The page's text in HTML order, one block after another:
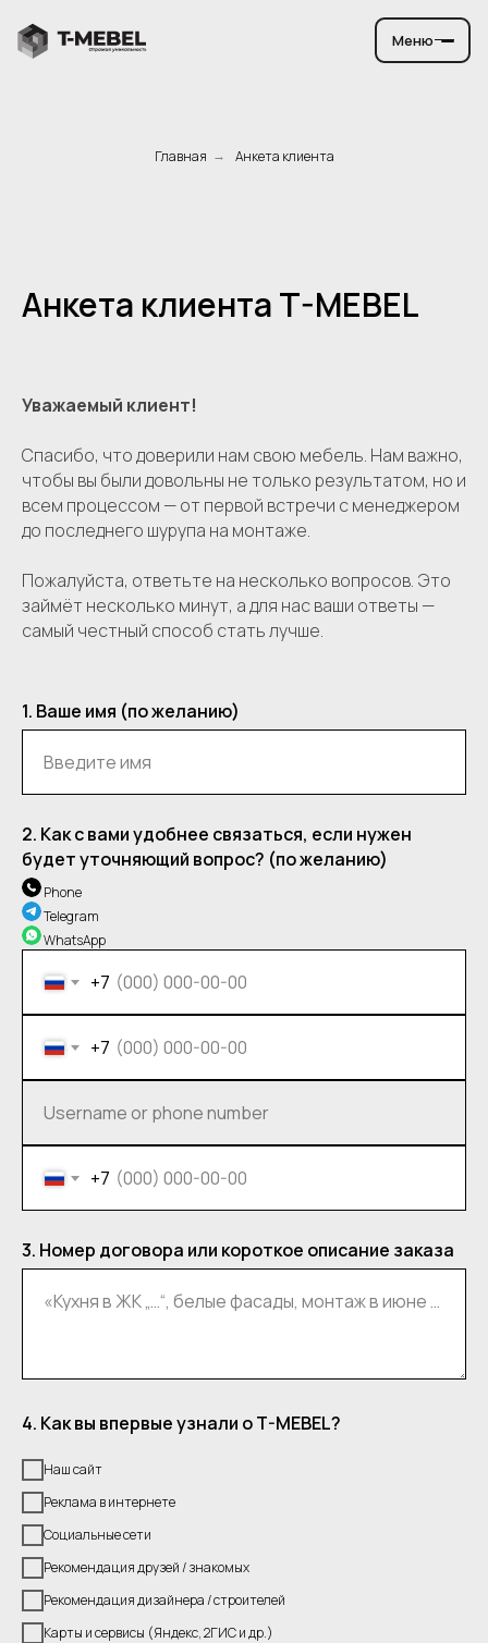
Меню
Главная → Анкета клиента
Анкета клиента T-MEBEL
Уважаемый клиент!
Спасибо, что доверили нам свою мебель. Нам важно,
чтобы вы были довольны не только результатом, но и
всем процессом — от первой встречи с менеджером
до последнего шурупа на монтаже.
Пожалуйста, ответьте на несколько вопросов. Это
займёт несколько минут, а для нас ваши ответы —
самый честный способ стать лучше.
1. Ваше имя (по желанию)
Введите имя
2. Как с вами удобнее связаться, если нужен
будет уточняющий вопрос? (по желанию)
Phone
Telegram
WhatsApp
+7
+7
Username or phone number
+7
3. Номер договора или короткое описание заказа
«Кухня в ЖК „…“, белые фасады, монтаж в июне 2025»
4. Как вы впервые узнали о T-MEBEL?
Наш сайт
Реклама в интернете
Социальные сети
Рекомендация друзей / знакомых
Рекомендация дизайнера / строителей
Карты и сервисы (Яндекс, 2ГИС и др.)